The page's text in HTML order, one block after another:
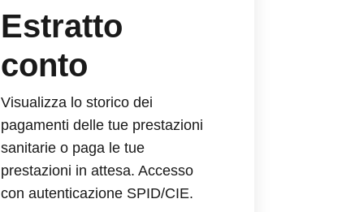
Estratto
conto
Visualizza lo storico dei
pagamenti delle tue prestazioni
sanitarie o paga le tue
prestazioni in attesa. Accesso
con autenticazione SPID/CIE.